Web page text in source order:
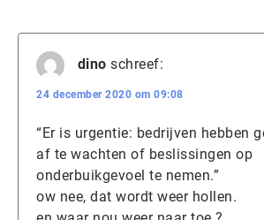
dino schreef:
24 december 2020 om 09:08
“Er is urgentie: bedrijven hebben
af te wachten of beslissingen op
onderbuikgevoel te nemen.”
ow nee, dat wordt weer hollen.